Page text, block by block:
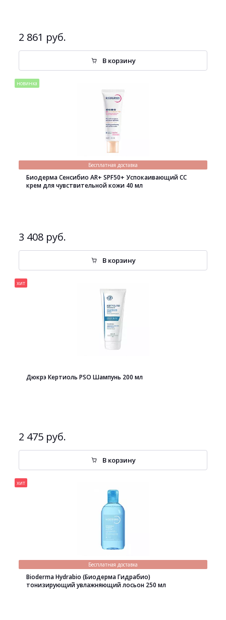
2 861 руб.
В корзину
новинка
Бесплатная доставка
Биодерма Сенсибио AR+ SPF50+ Успокаивающий СС
крем для чувствительной кожи 40 мл
3 408 руб.
В корзину
хит
Дюкрэ Кертиоль PSO Шампунь 200 мл
2 475 руб.
В корзину
хит
Бесплатная доставка
Bioderma Hydrabio (Биодерма Гидрабио)
тонизирующий увлажняющий лосьон 250 мл